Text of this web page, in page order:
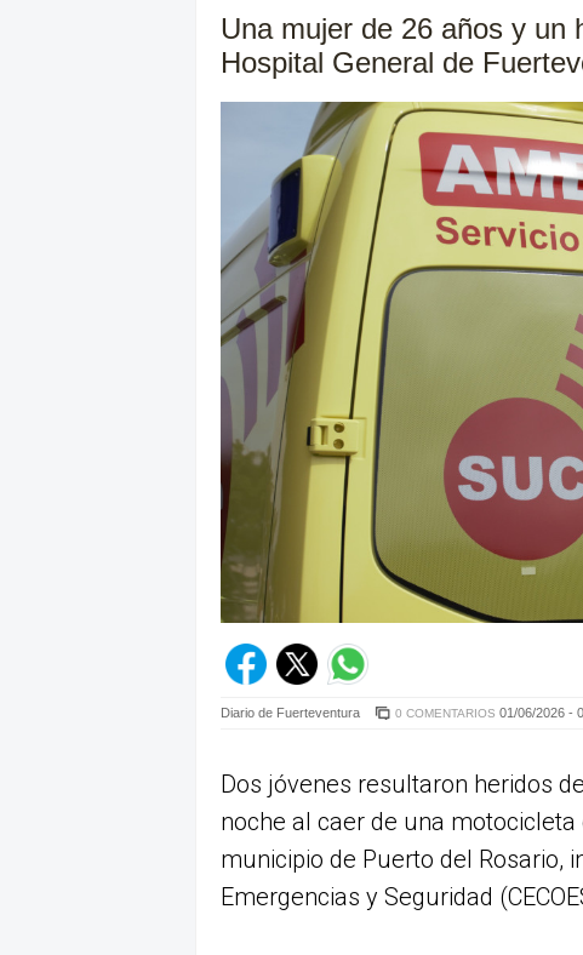
Una mujer de 26 años y un
Hospital General de
Diario de Fuerteventura 0 COMENTARIOS 01/06/2026 -
Dos jóvenes resultaron heridos
noche al caer de una motocicleta
municipio de Puerto del Rosario,
Emergencias y Seguridad